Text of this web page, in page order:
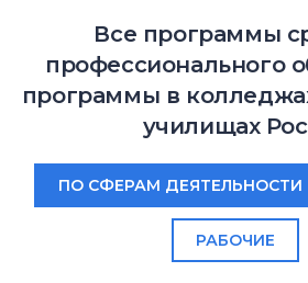
Все программы
профессионального
программы в
училищах
ПО СФЕРАМ ДЕЯТЕЛЬНОСТИ
РАБОЧИЕ